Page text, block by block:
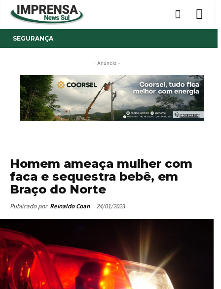
SEGURANÇA
- Anúncio -
Homem ameaça mulher com
faca e sequestra bebê, em
Braço do Norte
Publicado por Reinaldo Coan 24/01/2023